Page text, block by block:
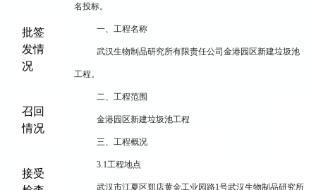
批签
发情
况
召回
情况
接受
名投标。
一、工程名称
武汉生物制品研究所有限责任公司金港园区新建垃圾池
工程。
二、工程范围
金港园区新建垃圾池工程
三、工程概况
3.1工程地点
武汉市江夏区郑店黄金工业园路1号武汉生物制品研究所